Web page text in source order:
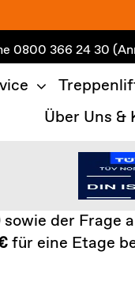
0800 366 24 30
Über Uns &
der Frage
für eine Etage